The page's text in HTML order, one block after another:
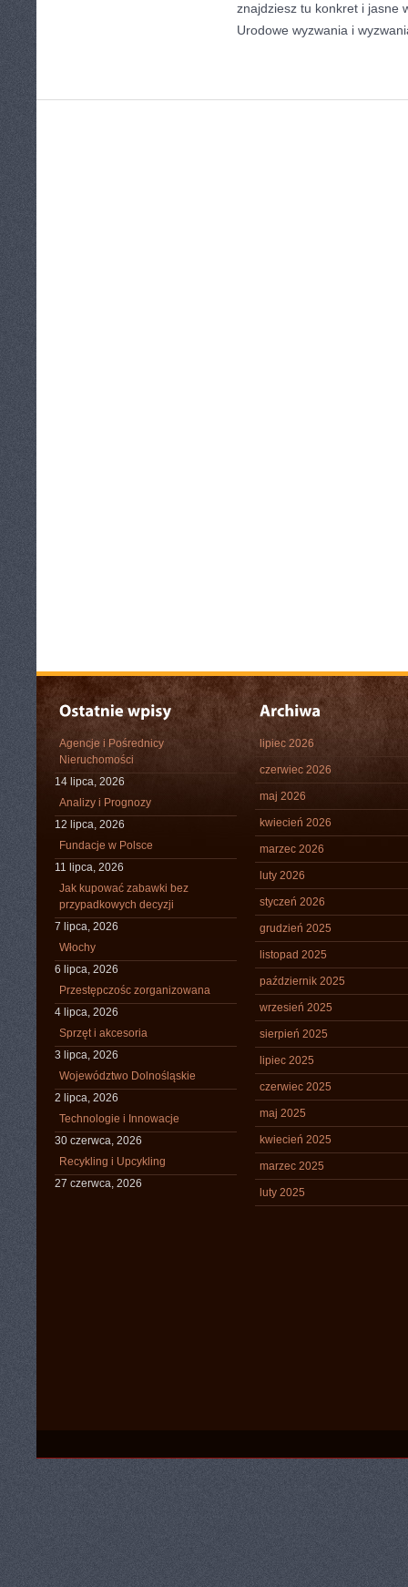
znajdziesz tu konkret i jasne
Urodowe wyzwania i
Agencje i Pośrednicy
Nieruchomości
14 lipca, 2026
Analizy i Prognozy
12 lipca, 2026
Fundacje w Polsce
11 lipca, 2026
Jak kupować zabawki bez
przypadkowych decyzji
7 lipca, 2026
Włochy
6 lipca, 2026
Przestępczośc zorganizowana
4 lipca, 2026
Sprzęt i akcesoria
3 lipca, 2026
Województwo Dolnośląskie
2 lipca, 2026
Technologie i Innowacje
30 czerwca, 2026
Recykling i Upcykling
27 czerwca, 2026
lipiec 2026
czerwiec 2026
maj 2026
kwiecień 2026
marzec 2026
luty 2026
styczeń 2026
grudzień 2025
listopad 2025
październik 2025
wrzesień 2025
sierpień 2025
lipiec 2025
czerwiec 2025
maj 2025
kwiecień 2025
marzec 2025
luty 2025